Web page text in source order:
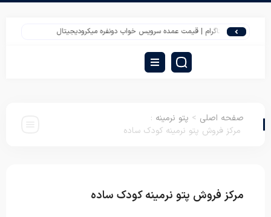
اینستاگرام | قیمت عمده سرویس خواب دونفره میکرودیجیتال مرکز خرید بالش
صفحه اصلی > پتو نرمینه :
مرکز فروش پتو نرمینه کودک ساده
مرکز فروش پتو نرمینه کودک ساده